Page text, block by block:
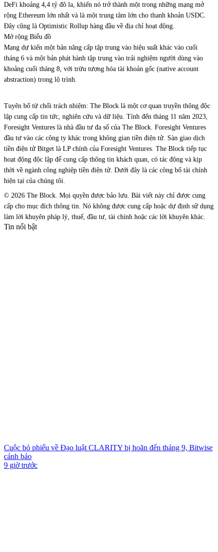
DeFi khoảng 4,4 tỷ đô la, khiến nó trở thành một trong những mạng mở
rộng Ethereum lớn nhất và là một trung tâm lớn cho thanh khoản USDC.
Đây cũng là Optimistic Rollup hàng đầu về địa chỉ hoạt động.
Mở rộng Biểu đồ
Mạng dự kiến một bản nâng cấp tập trung vào hiệu suất khác vào cuối
tháng 6 và một bản phát hành tập trung vào trải nghiệm người dùng vào
khoảng cuối tháng 8, với trừu tượng hóa tài khoản gốc (native account
abstraction) trong lộ trình.
Tuyên bố từ chối trách nhiệm: The Block là một cơ quan truyền thông độc
lập cung cấp tin tức, nghiên cứu và dữ liệu. Tính đến tháng 11 năm 2023,
Foresight Ventures là nhà đầu tư đa số của The Block. Foresight Ventures
đầu tư vào các công ty khác trong không gian tiền điện tử. Sàn giao dịch
tiền điện tử Bitget là LP chính của Foresight Ventures. The Block tiếp tục
hoạt động độc lập để cung cấp thông tin khách quan, có tác động và kịp
thời về ngành công nghiệp tiền điện tử. Dưới đây là các công bố tài chính
hiện tại của chúng tôi.
© 2026 The Block. Mọi quyền được bảo lưu. Bài viết này chỉ được cung
cấp cho mục đích thông tin. Nó không được cung cấp hoặc dự định sử dụng
làm lời khuyên pháp lý, thuế, đầu tư, tài chính hoặc các lời khuyên khác.
Tin nổi bật
Cuộc bỏ phiếu về Đạo luật CLARITY bị hoãn đến tháng 9, Bitwise
cảnh báo
9 giờ trước